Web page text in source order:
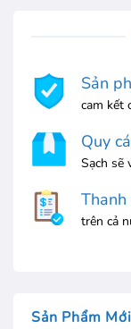
Sản
cam kết
Quy
Sạch sẽ
trên cả
Sản Phẩm